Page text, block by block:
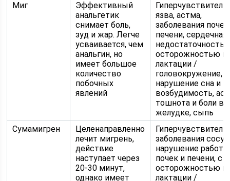
Миг
Эффективный
анальгетик
снимает боль,
зуд и жар. Легче
усваивается, чем
анальгин, но
имеет большое
количество
побочных
явлений
язва, астма,
заболевания
печени, сердечная
недостаточность,
осторожностью
лактации /
головокружение,
нарушение сна и
возбудимость,
тошнота и боли в
желудке, сыпь
Сумамигрен
Целенаправленно
лечит мигрень,
действие
наступает через
20-30 минут,
однако имеет
заболевания
нарушение работы
почек и печени, с
осторожностью
лактации /